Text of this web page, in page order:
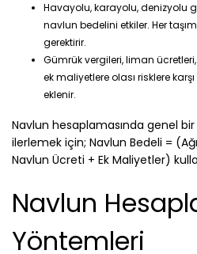
Havayolu, karayolu, denizyolu
navlun bedelini etkiler. Her
gerektirir.
Gümrük vergileri, liman
ek maliyetlere olası risklere
eklenir.
Navlun hesaplamasında genel
ilerlemek için; Navlun Bedeli =
Navlun Ücreti + Ek Maliyetler)
Navlun
Yöntemleri